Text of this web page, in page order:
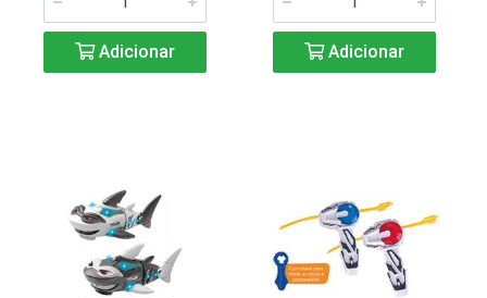
Adicionar Adicionar